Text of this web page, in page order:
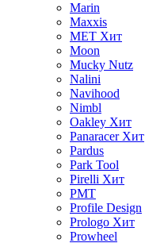
Marin
Maxxis
MET Хит
Moon
Mucky Nutz
Nalini
Navihood
Nimbl
Oakley Хит
Panaracer Хит
Pardus
Park Tool
Pirelli Хит
PMT
Profile Design
Prologo Хит
Prowheel